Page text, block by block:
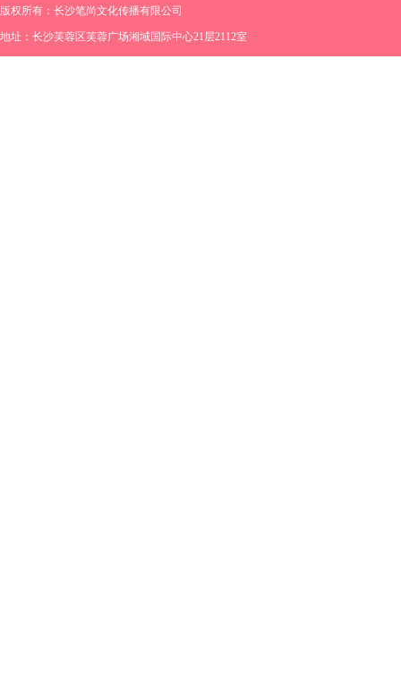
版权所有：长沙笔尚文化传播有限公司
地址：长沙芙蓉区芙蓉广场湘域国际中心21层2112室